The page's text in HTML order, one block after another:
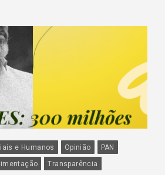
e Humanos Opinião
PAN
Transparência